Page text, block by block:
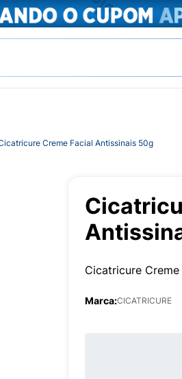
Creme Facial Antissinais 50g
Cicatricure Creme
Marca:CICATRICURE